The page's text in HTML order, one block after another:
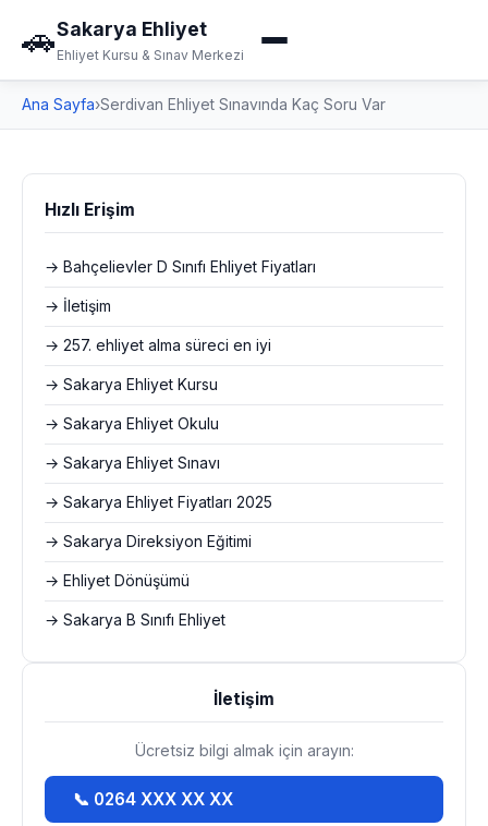
🚗Sakarya Ehliyet
Ehliyet Kursu & Sınav Merkezi
Ana Sayfa›Serdivan Ehliyet Sınavında Kaç Soru Var
Hızlı Erişim
→ Bahçelievler D Sınıfı Ehliyet Fiyatları
→ İletişim
→ 257. ehliyet alma süreci en iyi
→ Sakarya Ehliyet Kursu
→ Sakarya Ehliyet Okulu
→ Sakarya Ehliyet Sınavı
→ Sakarya Ehliyet Fiyatları 2025
→ Sakarya Direksiyon Eğitimi
→ Ehliyet Dönüşümü
→ Sakarya B Sınıfı Ehliyet
İletişim
Ücretsiz bilgi almak için arayın:
📞 0264 XXX XX XX